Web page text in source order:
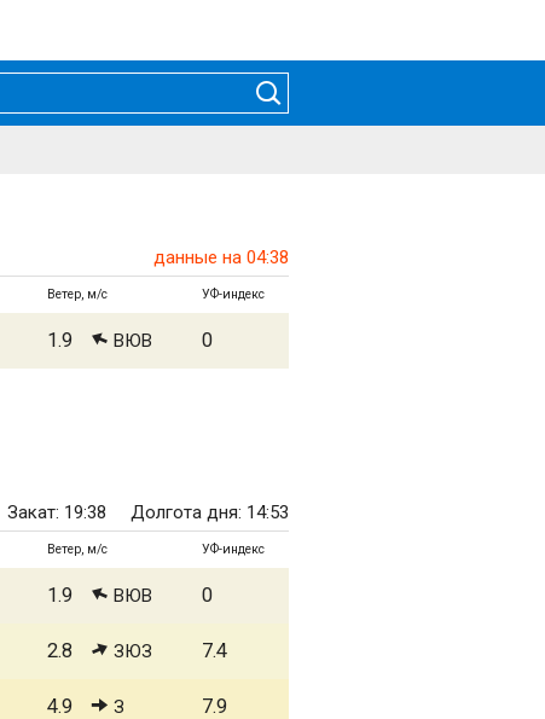
данные на 04:38
Ветер, м/с УФ-индекс
1.9 ВЮВ 0
Закат: 19:38 Долгота дня: 14:53
Ветер, м/с УФ-индекс
1.9 ВЮВ 0
2.8 ЗЮЗ 7.4
4.9 З 7.9